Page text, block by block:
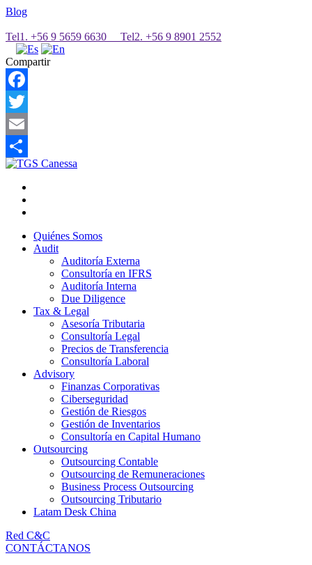
Blog
Tel1. +56 9 5659 6630 Tel2. +56 9 8901 2552
Compartir
Facebook
Twitter
Email
Share
Quiénes Somos
Audit
Auditoría Externa
Consultoría en IFRS
Auditoría Interna
Due Diligence
Tax & Legal
Asesoría Tributaria
Consultoría Legal
Precios de Transferencia
Consultoría Laboral
Advisory
Finanzas Corporativas
Ciberseguridad
Gestión de Riesgos
Gestión de Inventarios
Consultoría en Capital Humano
Outsourcing
Outsourcing Contable
Outsourcing de Remuneraciones
Business Process Outsourcing
Outsourcing Tributario
Latam Desk China
Red C&C
CONTÁCTANOS